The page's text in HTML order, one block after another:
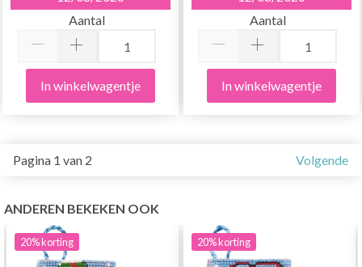
Aantal
In winkelwagentje
Aantal
In winkelwagentje
Pagina 1 van 2 Volgende
ANDEREN BEKEKEN OOK
20%korting 20%korting